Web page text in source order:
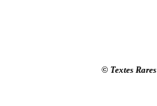
© Textes Rares